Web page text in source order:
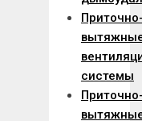
системы